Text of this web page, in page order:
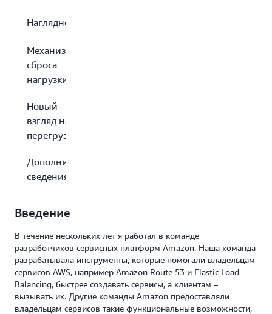
Наглядность
Механизмы
сброса
нагрузки
Новый
взгляд на
перегрузку
Дополнительные
сведения
Введение
В течение нескольких лет я работал в команде
разработчиков сервисных платформ Amazon. Наша команда
разрабатывала инструменты, которые помогали владельцам
сервисов AWS, например Amazon Route 53 и Elastic Load
Balancing, быстрее создавать сервисы, а клиентам –
вызывать их. Другие команды Amazon предоставляли
владельцам сервисов такие функциональные возможности,